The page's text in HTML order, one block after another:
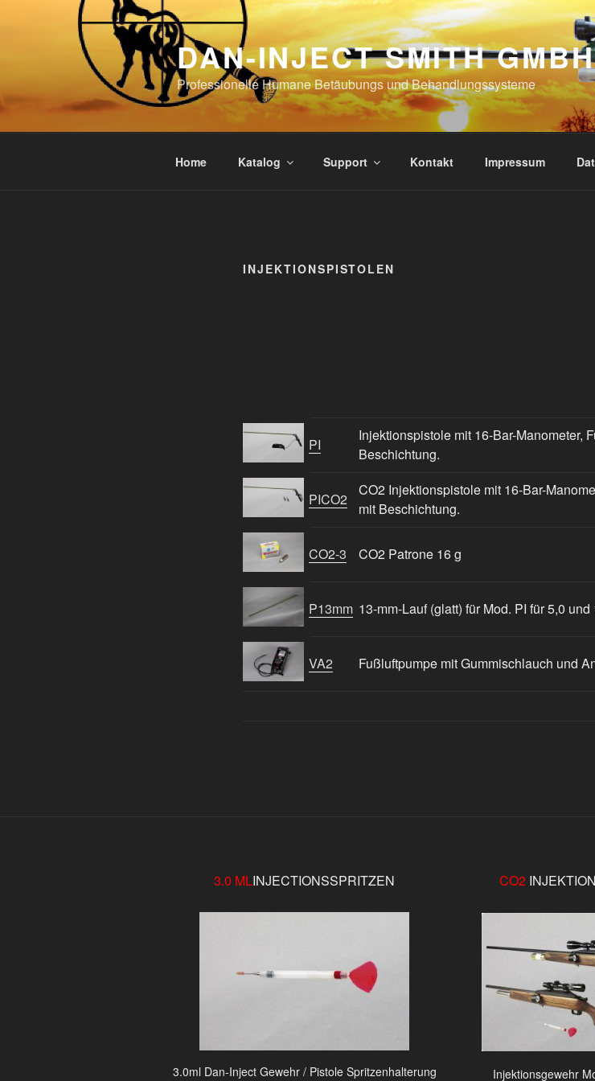
DAN-INJECT SMITH GMBH
Professionelle Humane Betäubungs und Behandlungssysteme
Home Katalog Support Kontakt Impressum
INJEKTIONSPISTOLEN
PI
Injektionspistole mit 16-Bar-Manometer,
Beschichtung.
PICO2
CO2 Injektionspistole mit 16-Bar-
mit Beschichtung.
CO2-3 CO2 Patrone 16 g
P13mm 13-mm-Lauf (glatt) für Mod. PI für 5,0
VA2 Fußluftpumpe mit Gummischlauch und
3.0 MLINJECTIONSSPRITZEN
3.0ml Dan-Inject Gewehr / Pistole Spritzenhalterung
CO2
Injektionsgewehr